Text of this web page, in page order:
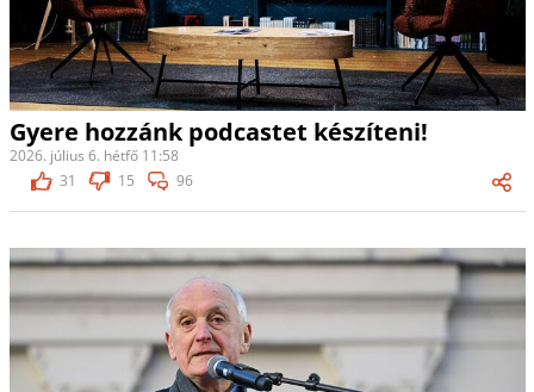
Gyere hozzánk podcastet készíteni!
2026. július 6. hétfő 11:58
31
15 96